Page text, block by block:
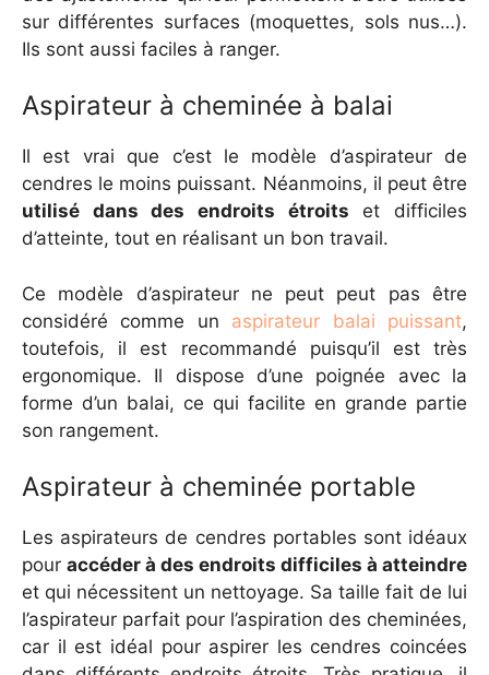
sur différentes surfaces (moquettes, sols nus…).
Ils sont aussi faciles à ranger.
Aspirateur à cheminée à balai
Il est vrai que c’est le modèle d’aspirateur de
cendres le moins puissant. Néanmoins, il peut être
utilisé dans des endroits étroits et difficiles
d’atteinte, tout en réalisant un bon travail.
Ce modèle d’aspirateur ne peut peut pas être
considéré comme un aspirateur balai puissant,
toutefois, il est recommandé puisqu’il est très
ergonomique. Il dispose d’une poignée avec la
forme d’un balai, ce qui facilite en grande partie
son rangement.
Aspirateur à cheminée portable
Les aspirateurs de cendres portables sont idéaux
pour accéder à des endroits difficiles à atteindre
et qui nécessitent un nettoyage. Sa taille fait de lui
l’aspirateur parfait pour l’aspiration des cheminées,
car il est idéal pour aspirer les cendres coincées